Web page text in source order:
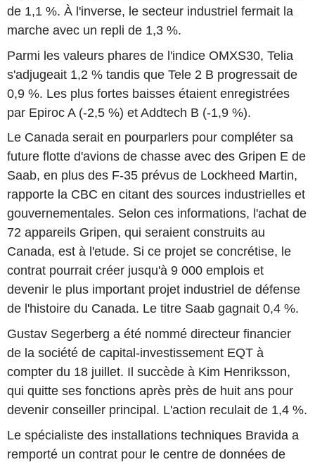
de 1,1 %. À l'inverse, le secteur industriel fermait la
marche avec un repli de 1,3 %.
Parmi les valeurs phares de l'indice OMXS30, Telia
s'adjugeait 1,2 % tandis que Tele 2 B progressait de
0,9 %. Les plus fortes baisses étaient enregistrées
par Epiroc A (-2,5 %) et Addtech B (-1,9 %).
Le Canada serait en pourparlers pour compléter sa
future flotte d'avions de chasse avec des Gripen E de
Saab, en plus des F-35 prévus de Lockheed Martin,
rapporte la CBC en citant des sources industrielles et
gouvernementales. Selon ces informations, l'achat de
72 appareils Gripen, qui seraient construits au
Canada, est à l'etude. Si ce projet se concrétise, le
contrat pourrait créer jusqu'à 9 000 emplois et
devenir le plus important projet industriel de défense
de l'histoire du Canada. Le titre Saab gagnait 0,4 %.
Gustav Segerberg a été nommé directeur financier
de la société de capital-investissement EQT à
compter du 18 juillet. Il succède à Kim Henriksson,
qui quitte ses fonctions après près de huit ans pour
devenir conseiller principal. L'action reculait de 1,4 %.
Le spécialiste des installations techniques Bravida a
remporté un contrat pour le centre de données de